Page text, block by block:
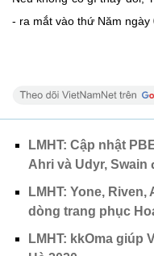
- ra mắt vào thứ Năm ngày
LMHT: Cập nhật
Ahri và Udyr,
LMHT: Yone,
dòng trang phục
LMHT: kkOma giúp